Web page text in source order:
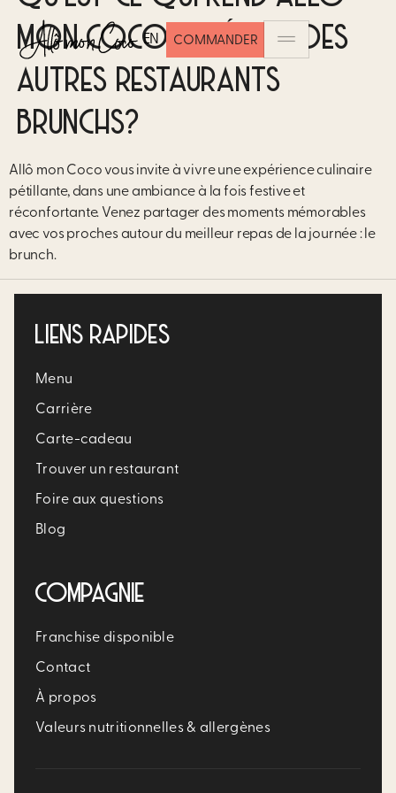
EN COMMANDER
MON COCO DIFFÉRENT DES
AUTRES RESTAURANTS
BRUNCHS?
Allô mon Coco vous invite à vivre une expérience culinaire
pétillante, dans une ambiance à la fois festive et
réconfortante. Venez partager des moments mémorables
avec vos proches autour du meilleur repas de la journée : le
brunch.
LIENS RAPIDES
Menu
Carrière​
Carte-cadeau
Trouver un restaurant​
Foire aux questions
Blog
COMPAGNIE
Franchise disponible
Contact
À propos
Valeurs nutritionnelles & allergènes